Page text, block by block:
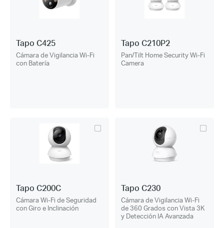
Tapo C425
Cámara de Vigilancia Wi-Fi
con Batería
Tapo C210P2
Pan/Tilt Home Security Wi-Fi
Camera
Tapo C200C
Cámara Wi-Fi de Seguridad
con Giro e Inclinación
Tapo C230
Cámara de Vigilancia Wi-Fi
de 360 Grados con Vista 3K
y Detección IA Avanzada